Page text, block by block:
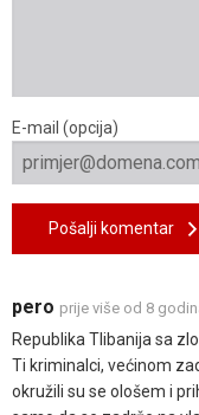
E-mail (opcija)
Pošalji komentar
pero prije više od 8
Republika Tlibanija sa
Ti kriminalci, većinom
okružili su se ološem i